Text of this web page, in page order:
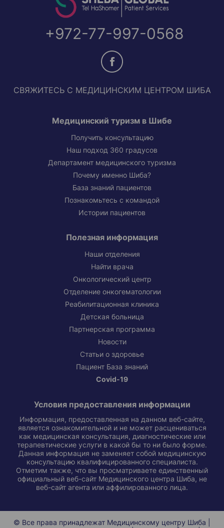
+972-77-997-0568
СВЯЖИТЕСЬ С МЕДИЦИНСКИМ ЦЕНТРОМ ШИБА
Медицинский туризм в Шибе
Получить консультацию
Наш подход 360 градусов
Департамент медицинского туризма
Почему именно Шиба?
База знаний пациентов
Познакомьтесь с командой
Истории пациентов
Полезная информация
Наши отделения
Найти врача
Онкологический центр
Отделение онкогематологии
Реабилитационная клиника
Детская больница
Партнерская программа
Новости
Статьи о здоровье
Пациент База знаний
Covid-19
Условия предоставления информации
Информация, предоставленная на данном веб-сайте,
является ознакомительной и не может расцениваться
как медицинская консультация, диагностические или
терапевтические услуги в какой бы то ни было форме.
Данная информация не заменяет собой медицинскую
консультацию квалифицированного специалиста.
Отметим также, что вы просматриваете единственный
официальный веб-сайт Медицинского центра Шиба, не
веб-сайт агента или аффилированного лица.
© Все права принадлежат Медицинскому центру Шиба |